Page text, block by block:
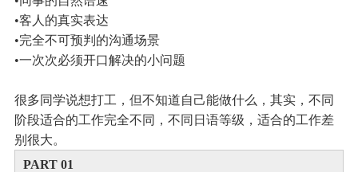
•客人的真实表达
•完全不可预判的沟通场景
•一次次必须开口解决的小问题
很多同学说想打工，但不知道自己能做什么，其实，不同
阶段适合的工作完全不同，不同日语等级，适合的工作差
别很大。
PART 01